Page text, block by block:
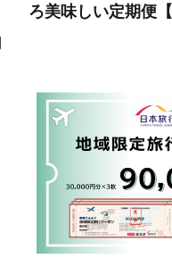
ろ美味しい定期便